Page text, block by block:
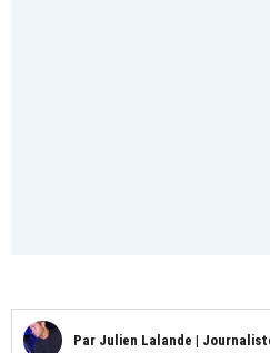
Par Julien Lalande |